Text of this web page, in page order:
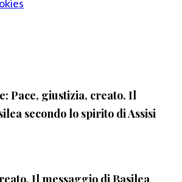
Pace, giustizia, creato. Il
secondo lo spirito di Assisi
Il messaggio di Basilea